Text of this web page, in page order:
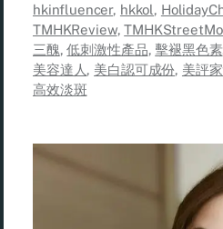
hkinfluencer, hkkol,
TMHKReview,
三醜,低刺激性產品, 擊褪黑色素
美容達人 , 美白認可成份, 美評
高效淡斑